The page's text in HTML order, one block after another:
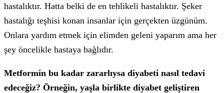
hastalıktır. Hatta belki de en tehlikeli hastalıktır. Şeker
hastalığı teşhisi konan insanlar için gerçekten üzgünüm.
Onlara yardım etmek için elimden geleni yaparım ama her
şey öncelikle hastaya bağlıdır.
Metformin bu kadar zararlıysa diyabeti nasıl tedavi
edeceğiz? Örneğin, yaşla birlikte diyabet geliştiren